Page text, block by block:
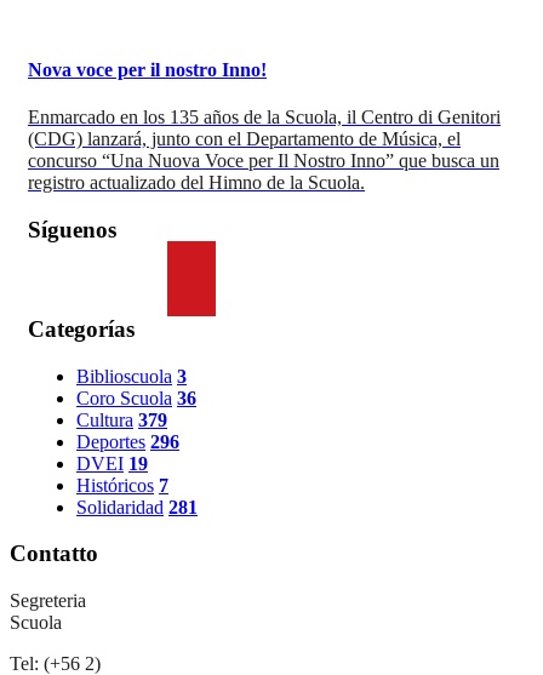
Nova voce per il nostro Inno!
Enmarcado en los 135 años de la Scuola, il Centro di Genitori
(CDG) lanzará, junto con el Departamento de Música, el
concurso “Una Nuova Voce per Il Nostro Inno” que busca un
registro actualizado del Himno de la Scuola.
Síguenos
Categorías
Biblioscuola 3
Coro Scuola 36
Cultura 379
Deportes 296
DVEI 19
Históricos 7
Solidaridad 281
Contatto
Segreteria
Scuola
Tel: (+56 2)